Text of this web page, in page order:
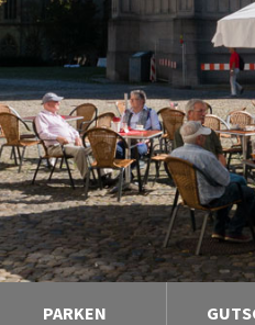
PARKEN